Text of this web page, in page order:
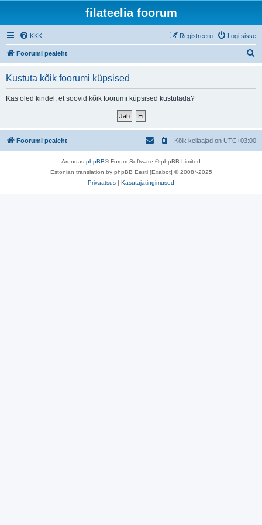
filateelia foorum
KKK Logi sisse
Registreeru
Foorumi pealeht
Kustuta kõik foorumi küpsised
Kas oled kindel, et soovid kõik foorumi küpsised kustutada?
Foorumi pealeht Kõik kellaajad on UTC+03:00
Arendas phpBB® Forum Software © phpBB Limited
Estonian translation by phpBB Eesti [Exabot] © 2008*-2025
Privaatsus | Kasutajatingimused